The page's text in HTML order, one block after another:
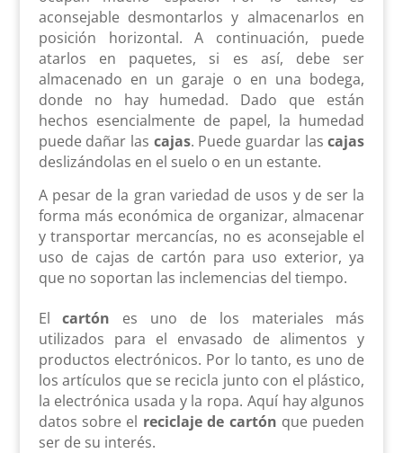
aconsejable desmontarlos y almacenarlos en
posición horizontal. A continuación, puede
atarlos en paquetes, si es así, debe ser
almacenado en un garaje o en una bodega,
donde no hay humedad. Dado que están
hechos esencialmente de papel, la humedad
puede dañar las cajas. Puede guardar lascajas
deslizándolas en el suelo o en un estante.
A pesar de la gran variedad de usos y de ser la
forma más económica de organizar, almacenar
y transportar mercancías, no es aconsejable el
uso de cajas de cartón para uso exterior, ya
que no soportan las inclemencias del tiempo.
Elcartón es uno de los materiales más
utilizados para el envasado de alimentos y
productos electrónicos. Por lo tanto, es uno de
los artículos que se recicla junto con el plástico,
la electrónica usada y la ropa. Aquí hay algunos
datos sobre el reciclaje de cartón que pueden
ser de su interés.